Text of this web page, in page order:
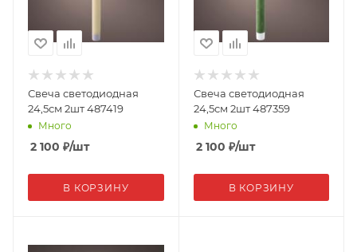
Свеча светодиодная
24,5см 2шт 487419
Много
2 100 ₽/шт
В КОРЗИНУ
Свеча светодиодная
24,5см 2шт 487359
Много
2 100 ₽/шт
В КОРЗИНУ